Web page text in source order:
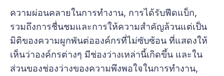
ความผ่อนคลายในการทำงาน, การได้รับฟีดแบ็ก,
รวมถึงการชื่นชมและการให้ความสำคัญล้วนแต่เป็น
มิติของความผูกพันต่อองค์กรที่ไม่ซับซ้อน ที่แสดงให้
เห็นว่าองค์กรต่างๆ มีช่องว่างเหล่านี้เกิดขึ้น และใน
ส่วนของช่องว่างของความพึงพอใจในการทำงาน,